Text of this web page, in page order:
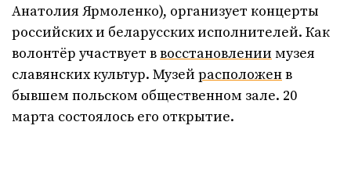
Анатолия Ярмоленко), организует концерты
российских и беларусских исполнителей. Как
волонтёр участвует ввосстановлении музея
славянских культур. Музей расположенв
бывшем польском общественном зале. 20
марта состоялось его открытие.